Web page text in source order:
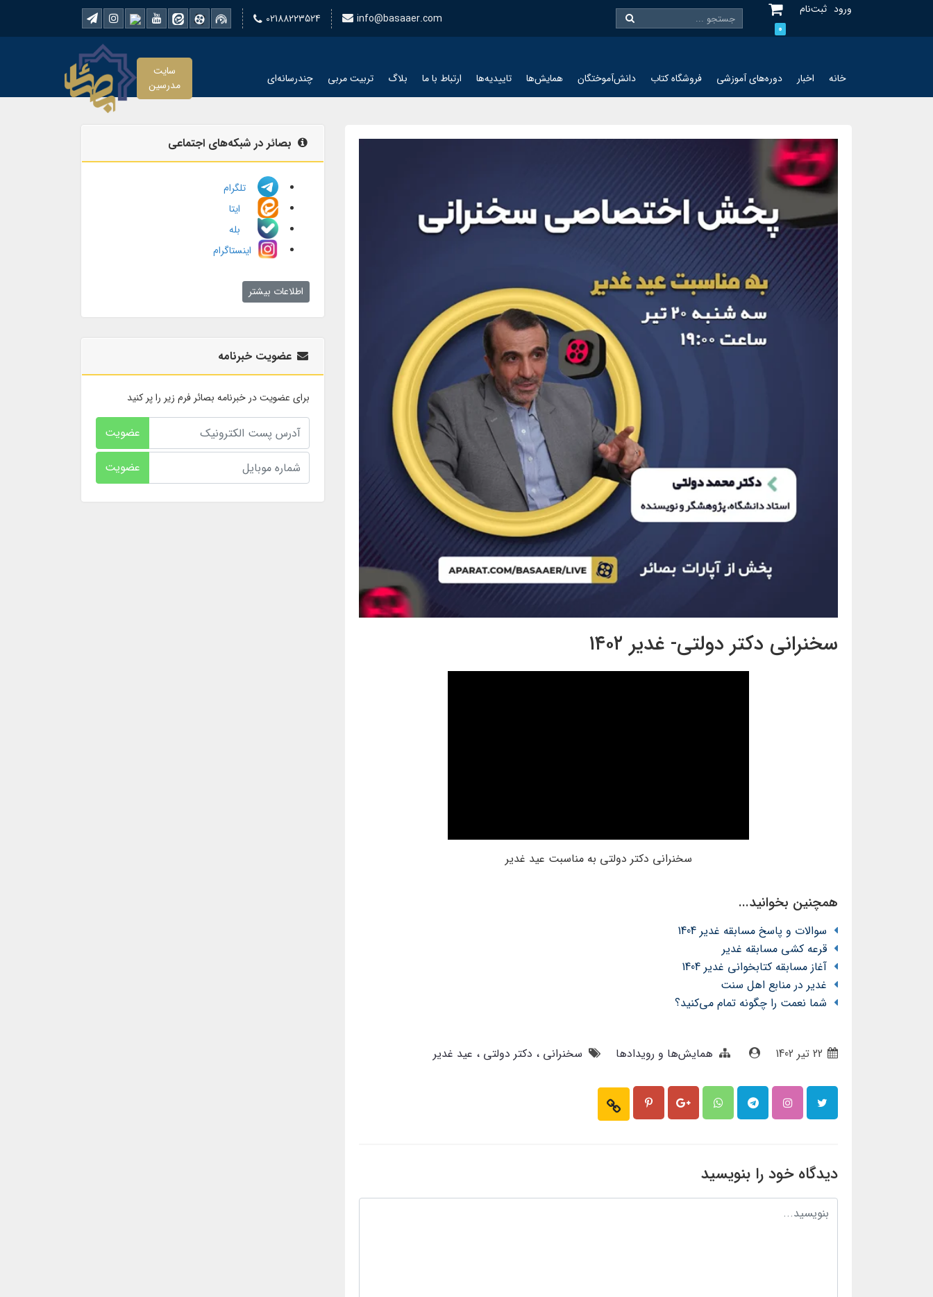
ورود ثبت‌نام
0
02188223524 info@basaaer.com
خانه اخبار دوره‌های آموزشی فروشگاه کتاب دانش‌آموختگان همایش‌ها تاییدیه‌ها ارتباط با ما بلاگ تربیت مربی چندرسانه‌ای
سایت
مدرسین
سخنرانی دکتر دولتی- غدیر ۱۴۰۲
سخنرانی دکتر دولتی به مناسبت عید غدیر
همچنین بخوانید...
سوالات و پاسخ مسابقه غدیر 1404
قرعه کشی مسابقه غدیر
آغاز مسابقه کتابخوانی غدیر 1404
غدیر در منابع اهل سنت
شما نعمت را چگونه تمام می‌کنید؟
همایش‌ها و رویدادها سخنرانی دکتر دولتی عید غدیر
دیدگاه خود را بنویسید
بصائر در شبکه‌های اجتماعی
تلگرام
ایتا
بله
اینستاگرام
اطلاعات بیشتر
عضویت خبرنامه
برای عضویت در خبرنامه بصائر فرم زیر را پر کنید
عضویت
عضویت